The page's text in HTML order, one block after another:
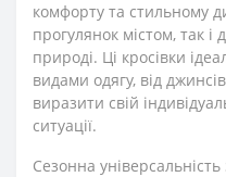
комфорту та стильному
прогулянок містом, так і
природі. Ці кросівки
видами одягу, від
виразити свій
ситуації.
Сезонна